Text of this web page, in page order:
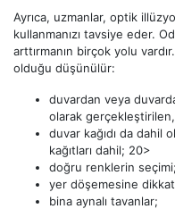
Ayrıca, uzmanlar, optik
kullanmanızı tavsiye eder.
arttırmanın birçok yolu
olduğu düşünülür:
duvardan veya
olarak gerçekleştirilen,
duvar kağıdı da dahil
kağıtları dahil; 20>
doğru renklerin seçimi;
yer döşemesine
bina aynalı tavanlar;